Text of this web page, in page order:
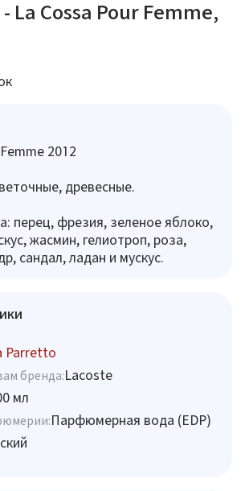
La Cossa Pour Femme,
2012
древесные.
перец, фрезия, зеленое яблоко,
жасмин, гелиотроп, роза,
сандал, ладан и мускус.
Parretto
бренда:Lacoste
мл
Парфюмерная вода (EDP)